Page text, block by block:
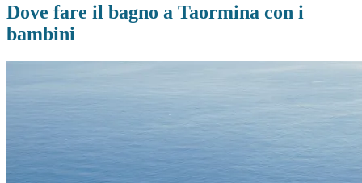
Dove fare il bagno a Taormina con i
bambini